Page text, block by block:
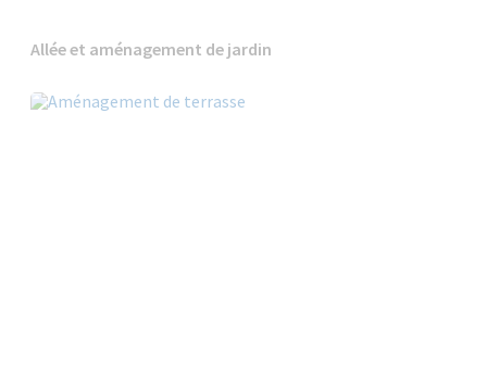
Allée et aménagement de jardin